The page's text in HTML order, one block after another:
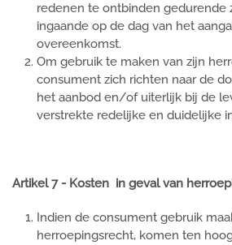
redenen te ontbinden gedurende
ingaande op de dag van het
overeenkomst.
Om gebruik te maken van zijn
consument zich richten naar de
het aanbod en/of uiterlijk bij de
verstrekte redelijke en duidelijke
Artikel 7 - Kosten in geval van
Indien de consument gebruik
herroepingsrecht, komen ten